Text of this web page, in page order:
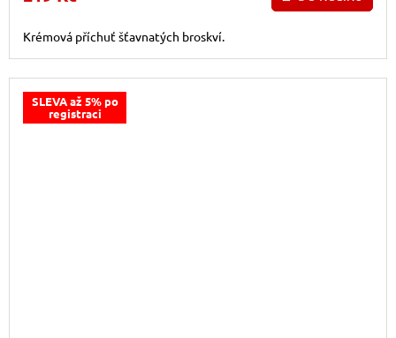
Krémová příchuť šťavnatých broskví.
SLEVA až 5% po
registraci